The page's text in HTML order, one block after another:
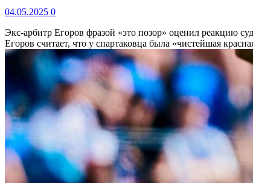
04.05.2025 0
Экс-арбитр Егоров фразой «это позор» оценил реакцию
Егоров считает, что у спартаковца была «чистейшая